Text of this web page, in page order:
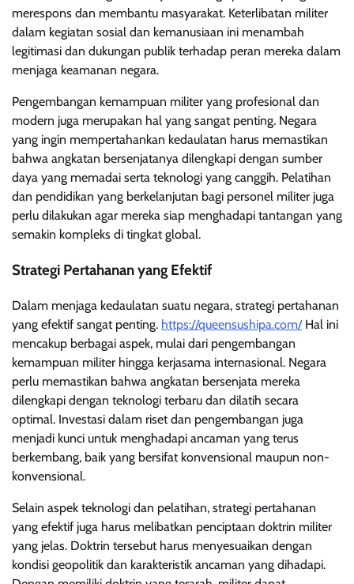
merespons dan membantu masyarakat. Keterlibatan militer
dalam kegiatan sosial dan kemanusiaan ini menambah
legitimasi dan dukungan publik terhadap peran mereka dalam
menjaga keamanan negara.
Pengembangan kemampuan militer yang profesional dan
modern juga merupakan hal yang sangat penting. Negara
yang ingin mempertahankan kedaulatan harus memastikan
bahwa angkatan bersenjatanya dilengkapi dengan sumber
daya yang memadai serta teknologi yang canggih. Pelatihan
dan pendidikan yang berkelanjutan bagi personel militer juga
perlu dilakukan agar mereka siap menghadapi tantangan yang
semakin kompleks di tingkat global.
Strategi Pertahanan yang Efektif
Dalam menjaga kedaulatan suatu negara, strategi pertahanan
yang efektif sangat penting. https://queensushipa.com/Hal ini
mencakup berbagai aspek, mulai dari pengembangan
kemampuan militer hingga kerjasama internasional. Negara
perlu memastikan bahwa angkatan bersenjata mereka
dilengkapi dengan teknologi terbaru dan dilatih secara
optimal. Investasi dalam riset dan pengembangan juga
menjadi kunci untuk menghadapi ancaman yang terus
berkembang, baik yang bersifat konvensional maupun non-
konvensional.
Selain aspek teknologi dan pelatihan, strategi pertahanan
yang efektif juga harus melibatkan penciptaan doktrin militer
yang jelas. Doktrin tersebut harus menyesuaikan dengan
kondisi geopolitik dan karakteristik ancaman yang dihadapi.